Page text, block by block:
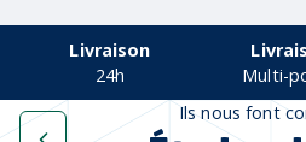
Livraison
24h
Multi-
Ils nous font